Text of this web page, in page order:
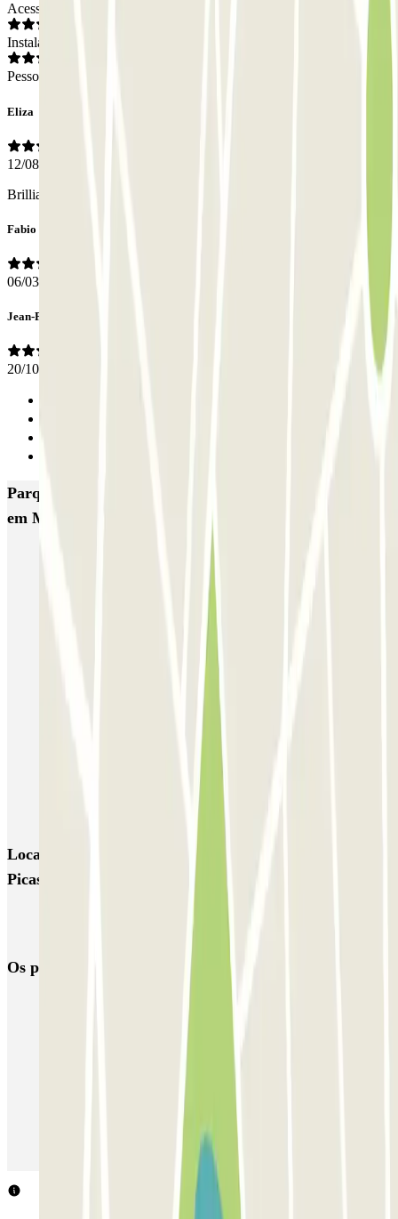
Acesso
Instalações
Pessoal
Eliza
12/08/2024
Brilliant service, I'm very pleased.
Fabio
06/03/2023
Jean-Philippe
20/10/2022
Parques de estacionamento com melhor classificação
em Malaga
Pedrocar - Aeropuerto de Málaga P&R
Pedrocar - Estación Ave María Zambrano - Valet
Airport Picasso - Aeropuerto de Málaga - descubierto
Airport Picasso - Aeropuerto de Málaga - cubierto
Parking10 - Valet - Aeropuerto de Málaga
Málaga Airport Parking - Valet - Descubierto
Valet Feeltravel - Aeropuerto de Málaga - Costa del Sol
Locais e eventos interessantes próximos de Airport
Picasso - Aeropuerto de Málaga - descubierto
Reservar parque de estacionamento em Aeroporto de Málaga –
Os parques de estacionamento mais reservados
Estacionamento em Lisboa
Estacionamento em Sevilha
Estacionamento em Aeroporto de Adolfo Suárez Madrid–Barajas